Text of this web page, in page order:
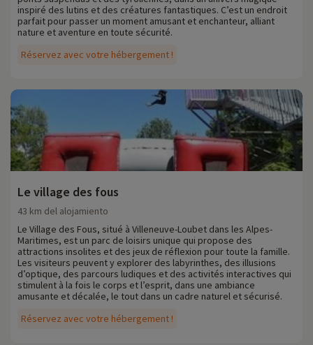
Réservez avec votre hébergement !
inspiré des lutins et des créatures fantastiques. C’est un endroit
parfait pour passer un moment amusant et enchanteur, alliant
nature et aventure en toute sécurité.
Le village des fous
Réservez avec votre hébergement !
43 km del alojamiento
Le Village des Fous, situé à Villeneuve-Loubet dans les Alpes-
Maritimes, est un parc de loisirs unique qui propose des
attractions insolites et des jeux de réflexion pour toute la famille.
Les visiteurs peuvent y explorer des labyrinthes, des illusions
d’optique, des parcours ludiques et des activités interactives qui
stimulent à la fois le corps et l’esprit, dans une ambiance
amusante et décalée, le tout dans un cadre naturel et sécurisé.